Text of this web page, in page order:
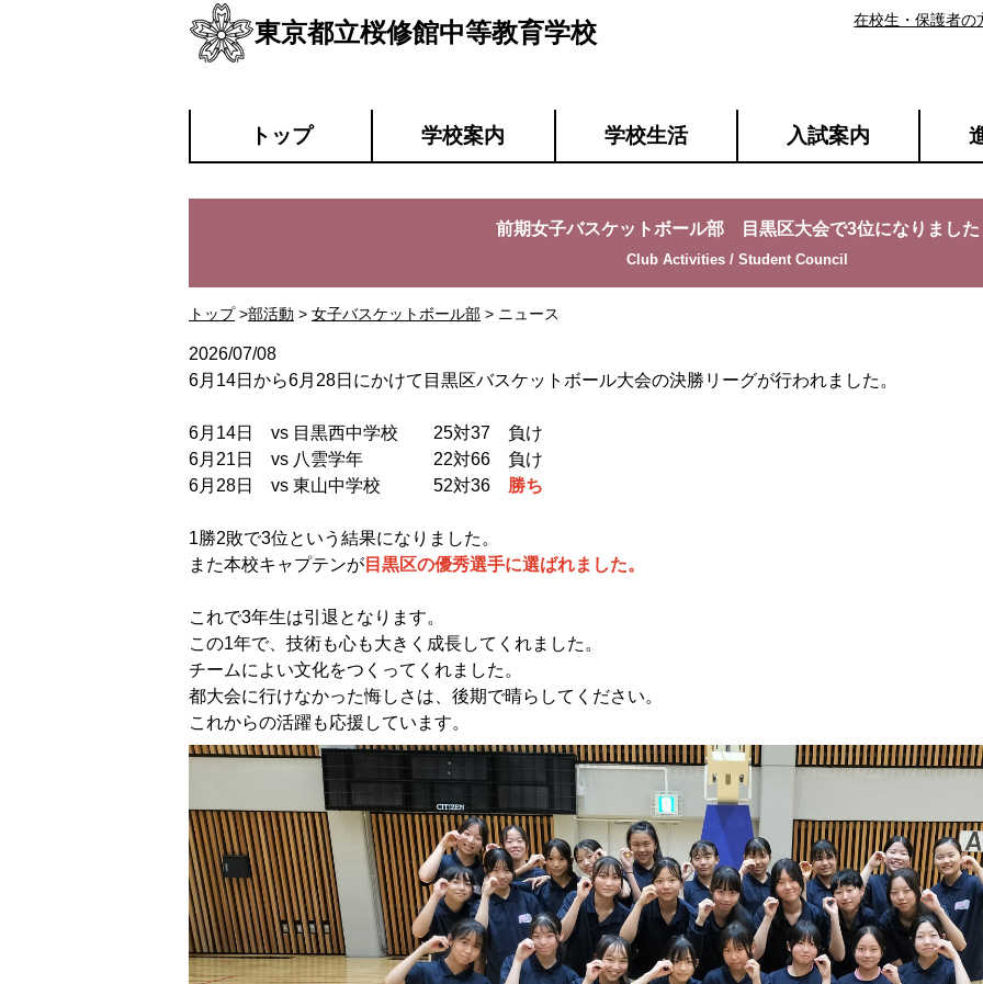
東京都立桜修館中等教育学校
トップ 学校案内 学校生活 入試案内
在校生・保護者の
トップ>部活動 > 女子バスケットボール部 > ニュース
前期女子バスケットボール部 目黒区大会で3位になりました
2026/07/08
6月14日から6月28日にかけて目黒区バスケットボール大会の決勝リーグが行われました。
6月14日 vs 目黒西中学校 25対37 負け
6月21日 vs 八雲学年 22対66 負け
6月28日 vs 東山中学校 52対36 勝ち
1勝2敗で3位という結果になりました。
また本校キャプテンが 目黒区の優秀選手に選ばれました。
これで3年生は引退となります。
この1年で、技術も心も大きく成長してくれました。
チームによい文化をつくってくれました。
都大会に行けなかった悔しさは、後期で晴らしてください。
これからの活躍も応援しています。